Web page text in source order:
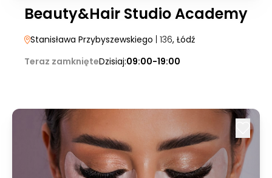
Beauty&Hair Studio Academy
Stanisława Przybyszewskiego | 136, Łódź
Teraz zamknięteDzisiaj:09:00-19:00